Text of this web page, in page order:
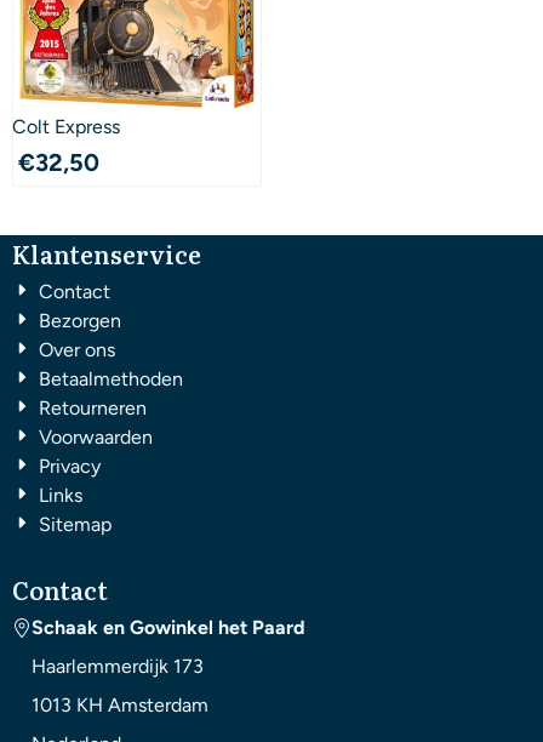
Colt Express
€32,50
Klantenservice
Contact
Bezorgen
Over ons
Betaalmethoden
Retourneren
Voorwaarden
Privacy
Links
Sitemap
Contact
Schaak en Gowinkel het Paard
Haarlemmerdijk 173
1013 KH Amsterdam